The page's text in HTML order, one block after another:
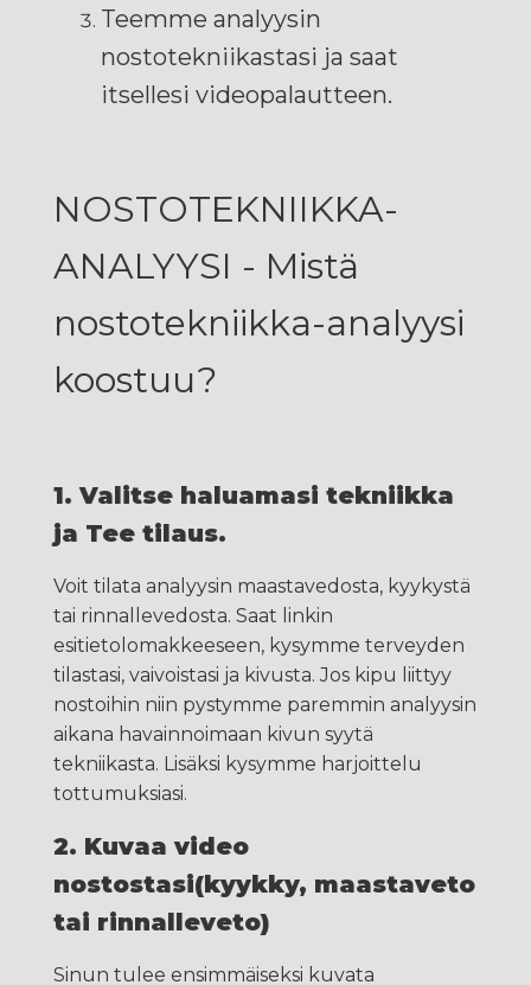
Teemme analyysin
nostotekniikastasi ja saat
itsellesi videopalautteen.
NOSTOTEKNIIKKA-
ANALYYSI - Mistä
nostotekniikka-analyysi
koostuu?
1. Valitse haluamasi tekniikka
ja Tee tilaus.
Voit tilata analyysin maastavedosta, kyykystä
tai rinnallevedosta. Saat linkin
esitietolomakkeeseen, kysymme terveyden
tilastasi, vaivoistasi ja kivusta. Jos kipu liittyy
nostoihin niin pystymme paremmin analyysin
aikana havainnoimaan kivun syytä
tekniikasta. Lisäksi kysymme harjoittelu
tottumuksiasi.
2. Kuvaa video
nostostasi(kyykky, maastaveto
tai rinnalleveto)
Sinun tulee ensimmäiseksi kuvata